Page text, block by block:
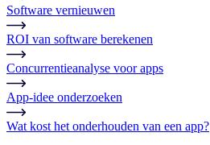
Software vernieuwen
ROI van software berekenen
Concurrentieanalyse voor apps
App-idee onderzoeken
Wat kost het onderhouden van een app?